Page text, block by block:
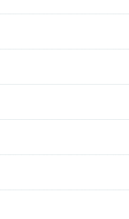
Campo de Atuação